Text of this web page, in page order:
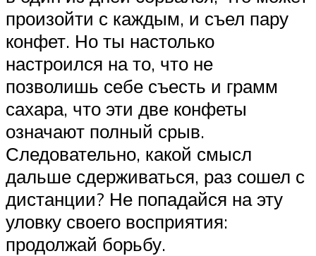
произойти с каждым, и съел пару
конфет. Но ты настолько
настроился на то, что не
позволишь себе съесть и грамм
сахара, что эти две конфеты
означают полный срыв.
Следовательно, какой смысл
дальше сдерживаться, раз сошел с
дистанции? Не попадайся на эту
уловку своего восприятия:
продолжай борьбу.